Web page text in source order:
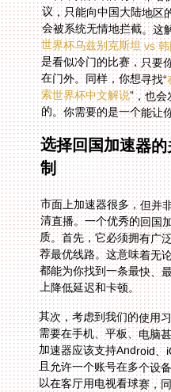
会被系统无情地拦截。这
世界杯乌兹别克斯坦 vs
在门外。同样，你想寻找“
索世界杯中文解说”，也
的。你需要的是一个能让
选择回国加速器
制
市面上加速器很多，但并
清直播。一个优秀的回
质。首先，它必须拥有广
荐最优线路。这意味着无
都能为你找到一条最快、
上降低延迟和卡顿。
其次，考虑到我们的使用
需要在手机、平板、电脑
加速器应该支持Android
且允许一个账号在多个设
以在客厅用电视看球赛